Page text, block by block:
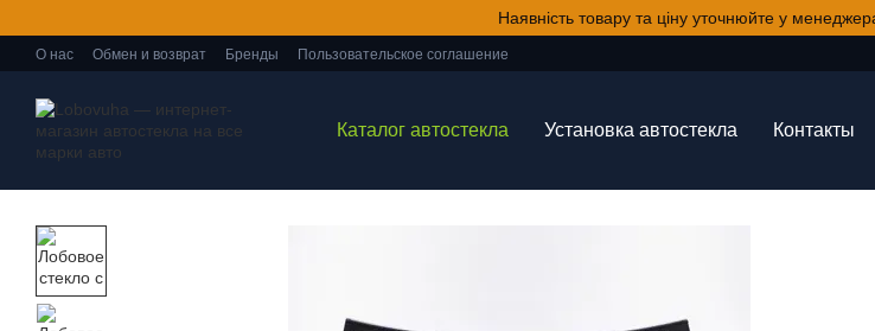
Наявність товару та ціну уточнюйте у
О нас Обмен и возврат Бренды Пользовательское соглашение
Каталог автостекла Установка автостекла Контакты